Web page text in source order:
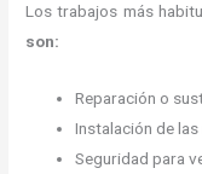
Los trabajos más
son:
Reparación o
Instalación de
Seguridad para